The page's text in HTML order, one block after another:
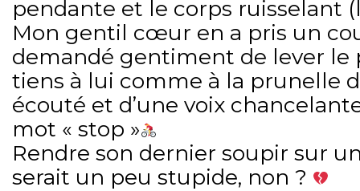
pendante et le corps ruisselant
Mon gentil cœur en a pris un
demandé gentiment de lever le
tiens à lui comme à la prunelle
écouté et d’une voix
mot « stop »
Rendre son dernier soupir sur
serait un peu stupide, non ?